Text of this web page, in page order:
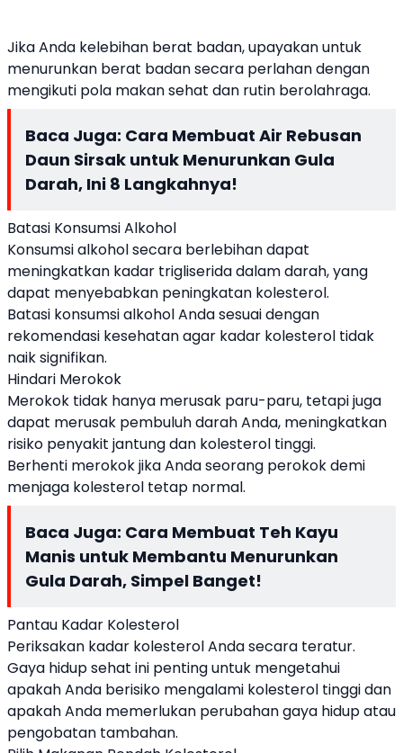
Jika Anda kelebihan berat badan, upayakan untuk
menurunkan berat badan secara perlahan dengan
mengikuti pola makan sehat dan rutin berolahraga.
Baca Juga: Cara Membuat Air Rebusan
Daun Sirsak untuk Menurunkan Gula
Darah, Ini 8 Langkahnya!
Batasi Konsumsi Alkohol
Konsumsi alkohol secara berlebihan dapat
meningkatkan kadar trigliserida dalam darah, yang
dapat menyebabkan peningkatan kolesterol.
Batasi konsumsi alkohol Anda sesuai dengan
rekomendasi kesehatan agar kadar kolesterol tidak
naik signifikan.
Hindari Merokok
Merokok tidak hanya merusak paru-paru, tetapi juga
dapat merusak pembuluh darah Anda, meningkatkan
risiko penyakit jantung dan kolesterol tinggi.
Berhenti merokok jika Anda seorang perokok demi
menjaga kolesterol tetap normal.
Baca Juga: Cara Membuat Teh Kayu
Manis untuk Membantu Menurunkan
Gula Darah, Simpel Banget!
Pantau Kadar Kolesterol
Periksakan kadar kolesterol Anda secara teratur.
Gaya hidup sehat ini penting untuk mengetahui
apakah Anda berisiko mengalami kolesterol tinggi dan
apakah Anda memerlukan perubahan gaya hidup atau
pengobatan tambahan.